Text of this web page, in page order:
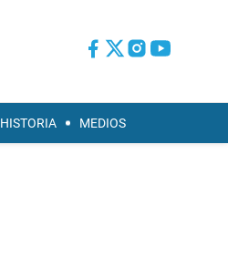
HISTORIA MEDIOS